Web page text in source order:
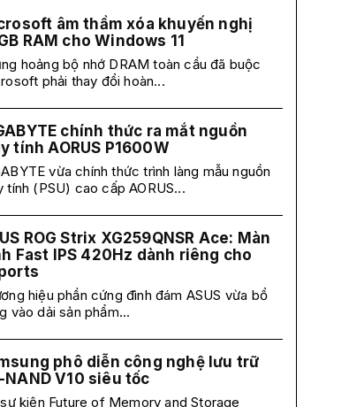
âm thầm xóa khuyến nghị
RAM cho Windows 11
hoảng bộ nhớ DRAM toàn cầu đã buộc
phải thay đổi hoàn...
chính thức ra mắt nguồn
tính AORUS P1600W
vừa chính thức trình làng mẫu nguồn
tính (PSU) cao cấp AORUS...
ROG Strix XG259QNSR Ace: Màn
Fast IPS 420Hz dành riêng cho
hiệu phần cứng đình đám ASUS vừa bổ
vào dải sản phẩm...
phô diễn công nghệ lưu trữ
NAND V10 siêu tốc
kiện Future of Memory and Storage